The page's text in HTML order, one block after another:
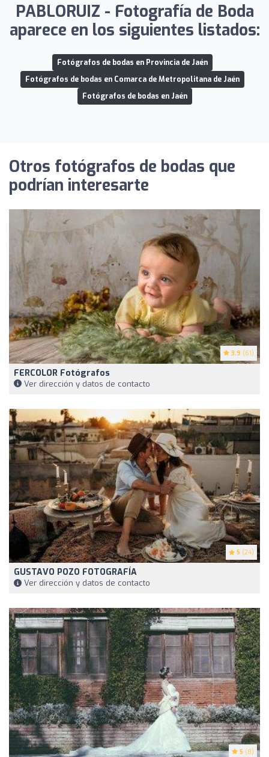
PABLORUIZ - Fotografía de Boda
aparece en los siguientes listados:
Fotógrafos de bodas en Provincia de Jaén
Fotógrafos de bodas en Comarca de Metropolitana de Jaén
Fotógrafos de bodas en Jaén
Otros fotógrafos de bodas que
podrían interesarte
3.9 (61)
FERCOLOR Fotógrafos
Ver dirección y datos de contacto
5 (24)
GUSTAVO POZO FOTOGRAFÍA
Ver dirección y datos de contacto
5 (8)